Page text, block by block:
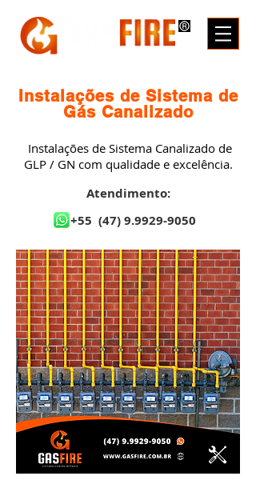
Instalações de Sistema de
Gás Canalizado
Instalações de Sistema Canalizado de
GLP / GN com qualidade e excelência.
Atendimento:
+55 (47) 9.9929-9050